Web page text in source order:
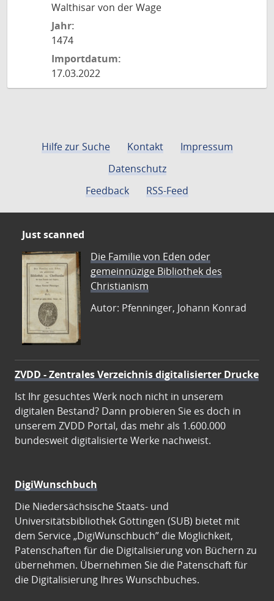
Walthisar von der Wage
Jahr:
1474
Importdatum:
17.03.2022
Hilfe zur Suche Kontakt
Impressum
Datenschutz
Feedback
RSS-Feed
Just scanned
Die Familie von Eden oder
gemeinnüzige Bibliothek des
Christianism
Autor: Pfenninger, Johann Konrad
ZVDD - Zentrales Verzeichnis digitalisierter Drucke
Ist Ihr gesuchtes Werk noch nicht in unserem
digitalen Bestand? Dann probieren Sie es doch in
unserem ZVDD Portal, das mehr als 1.600.000
bundesweit digitalisierte Werke nachweist.
DigiWunschbuch
Die Niedersächsische Staats- und
Universitätsbibliothek Göttingen (SUB) bietet mit
dem Service „DigiWunschbuch” die Möglichkeit,
Patenschaften für die Digitalisierung von Büchern zu
übernehmen. Übernehmen Sie die Patenschaft für
die Digitalisierung Ihres Wunschbuches.